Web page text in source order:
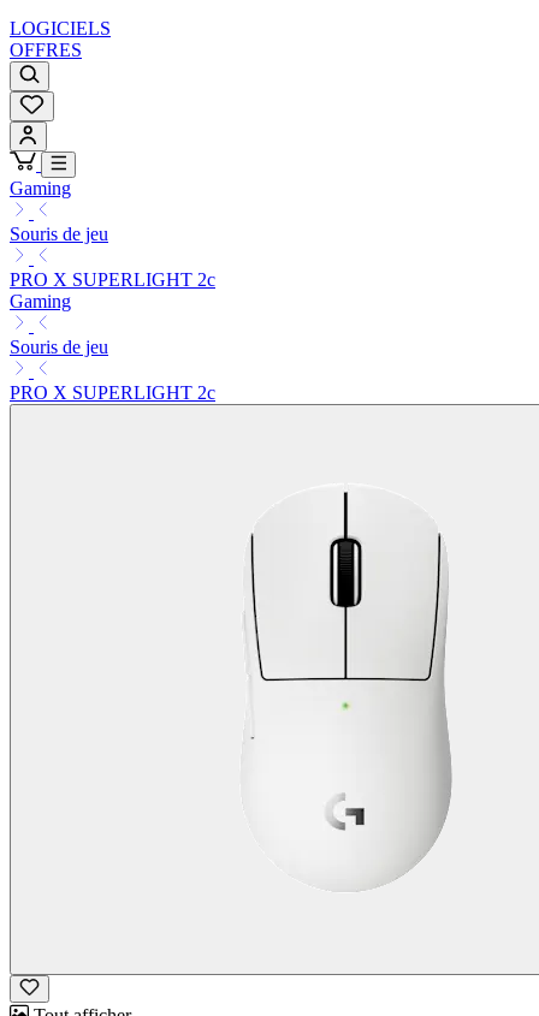
LOGICIELS
OFFRES
Gaming
Souris de jeu
PRO X SUPERLIGHT 2c
Gaming
Souris de jeu
PRO X SUPERLIGHT 2c